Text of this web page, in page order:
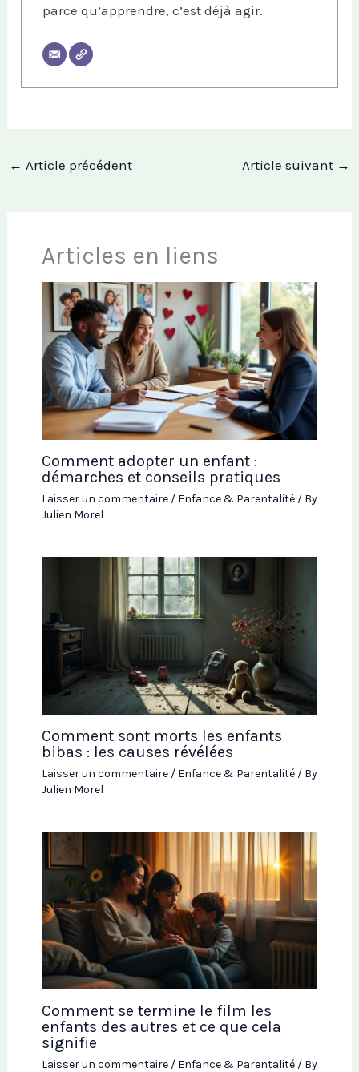
parce qu’apprendre, c’est déjà agir.
← Article précédent Article suivant →
Articles en liens
Comment adopter un enfant :
démarches et conseils pratiques
Laisser un commentaire / Enfance & Parentalité/ By
Julien Morel
Comment sont morts les enfants
bibas : les causes révélées
Laisser un commentaire / Enfance & Parentalité/ By
Julien Morel
Comment se termine le film les
enfants des autres et ce que cela
signifie
Laisser un commentaire / Enfance & Parentalité/ By